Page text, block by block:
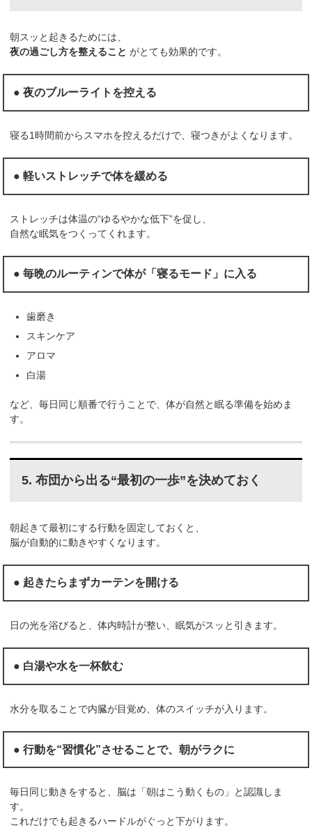
朝スッと起きるためには、
夜の過ごし方を整えること がとても効果的です。
● 夜のブルーライトを控える
寝る1時間前からスマホを控えるだけで、寝つきがよくなります。
● 軽いストレッチで体を緩める
ストレッチは体温の“ゆるやかな低下”を促し、
自然な眠気をつくってくれます。
● 毎晩のルーティンで体が「寝るモード」に入る
歯磨き
スキンケア
アロマ
白湯
など、毎日同じ順番で行うことで、体が自然と眠る準備を始めま
す。
5. 布団から出る“最初の一歩”を決めておく
朝起きて最初にする行動を固定しておくと、
脳が自動的に動きやすくなります。
● 起きたらまずカーテンを開ける
日の光を浴びると、体内時計が整い、眠気がスッと引きます。
● 白湯や水を一杯飲む
水分を取ることで内臓が目覚め、体のスイッチが入ります。
● 行動を“習慣化”させることで、朝がラクに
毎日同じ動きをすると、脳は「朝はこう動くもの」と認識しま
す。
これだけでも起きるハードルがぐっと下がります。